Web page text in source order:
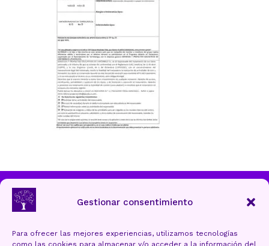
Gestionar consentimiento
Para ofrecer las mejores experiencias, utilizamos tecnologías
como las cookies para almacenar y/o acceder a la información del
Ayuntamiento de Torrelavega